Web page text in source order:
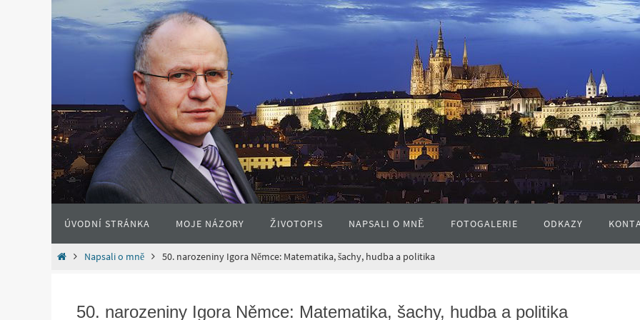
ÚVODNÍ STRÁNKA MOJE NÁZORY ŽIVOTOPIS NAPSALI O MNĚ FOTOGALERIE ODKAZY
Napsali o mně 50. narozeniny Igora Němce: Matematika, šachy, hudba a politika
50. narozeniny Igora Němce: Matematika, šachy, hudba a politika